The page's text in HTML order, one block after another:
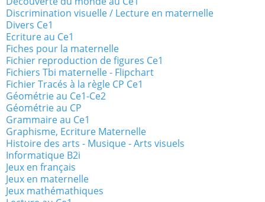
Discrimination visuelle / Lecture en maternelle
Divers Ce1
Ecriture au Ce1
Fiches pour la maternelle
Fichier reproduction de figures Ce1
Fichiers Tbi maternelle - Flipchart
Fichier Tracés à la règle CP Ce1
Géométrie au Ce1-Ce2
Géométrie au CP
Grammaire au Ce1
Graphisme, Ecriture Maternelle
Histoire des arts - Musique - Arts visuels
Informatique B2i
Jeux en français
Jeux en maternelle
Jeux mathémathiques